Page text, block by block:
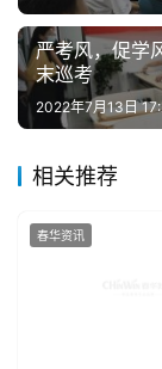
严考风，促学
末巡考
2022年7月13日
相关推荐
春华资讯